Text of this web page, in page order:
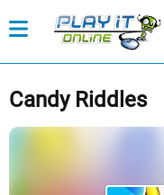
Candy Riddles